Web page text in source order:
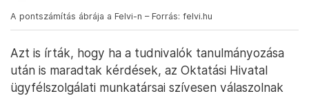
A pontszámítás ábrája a Felvi-n – Forrás: felvi.hu
Azt is írták, hogy ha a tudnivalók tanulmányozása
után is maradtak kérdések, az Oktatási Hivatal
ügyfélszolgálati munkatársai szívesen válaszolnak